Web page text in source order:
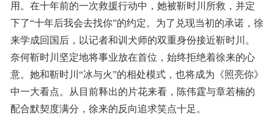
用。在十年前的一次救援行动中，她被靳时川所救，并定
下了“十年后我会去找你”的约定。为了兑现当初的承诺，徐
来学成回国后，以记者和训犬师的双重身份接近靳时川。
奈何靳时川坚定地将事业放在首位，始终拒绝着徐来的心
意。她和靳时川“冰与火”的相处模式，也将成为《照亮你》
中一大看点。从目前释出的片花来看，陈伟霆与章若楠的
配合默契度满分，徐来的反向追求笑点十足。